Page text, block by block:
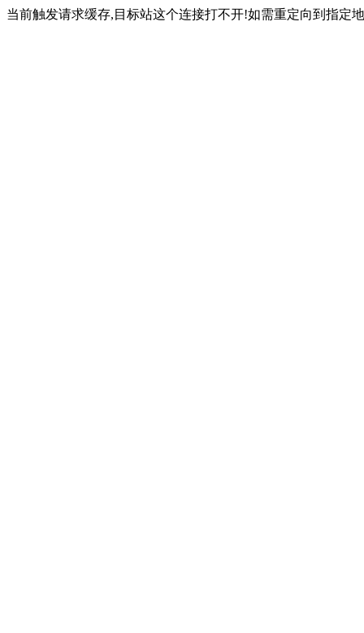
当前触发请求缓存,目标站这个连接打不开!如需重定向到指定